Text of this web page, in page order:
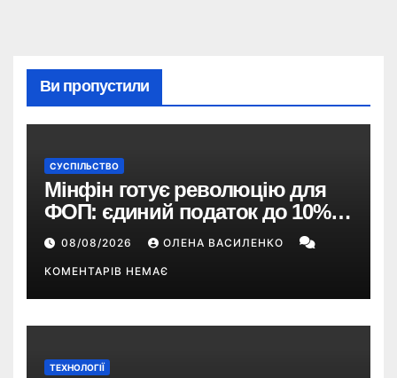
Ви пропустили
СУСПІЛЬСТВО
Мінфін готує революцію для
ФОП: єдиний податок до 10%,
ПДВ з 2028 року та перегляд 2-ї
групи
08/08/2026 ОЛЕНА ВАСИЛЕНКО
КОМЕНТАРІВ НЕМАЄ
ТЕХНОЛОГІЇ